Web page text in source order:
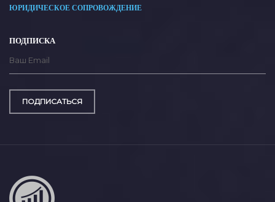
ЮРИДИЧЕСКОЕ СОПРОВОЖДЕНИЕ
ПОДПИСКА
ПОДПИСАТЬСЯ